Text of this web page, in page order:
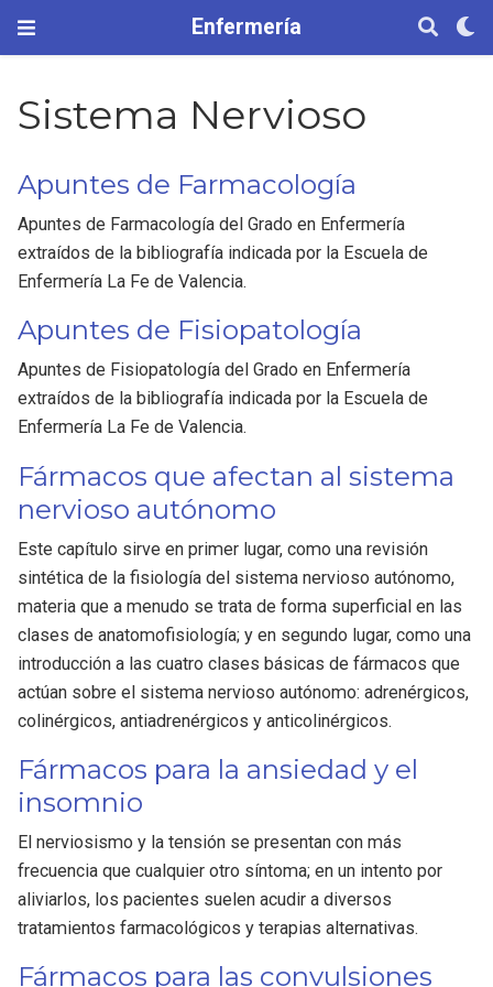
Enfermería
Sistema Nervioso
Apuntes de Farmacología
Apuntes de Farmacología del Grado en Enfermería
extraídos de la bibliografía indicada por la Escuela de
Enfermería La Fe de Valencia.
Apuntes de Fisiopatología
Apuntes de Fisiopatología del Grado en Enfermería
extraídos de la bibliografía indicada por la Escuela de
Enfermería La Fe de Valencia.
Fármacos que afectan al sistema
nervioso autónomo
Este capítulo sirve en primer lugar, como una revisión
sintética de la fisiología del sistema nervioso autónomo,
materia que a menudo se trata de forma superficial en las
clases de anatomofisiología; y en segundo lugar, como una
introducción a las cuatro clases básicas de fármacos que
actúan sobre el sistema nervioso autónomo: adrenérgicos,
colinérgicos, antiadrenérgicos y anticolinérgicos.
Fármacos para la ansiedad y el
insomnio
El nerviosismo y la tensión se presentan con más
frecuencia que cualquier otro síntoma; en un intento por
aliviarlos, los pacientes suelen acudir a diversos
tratamientos farmacológicos y terapias alternativas.
Fármacos para las convulsiones